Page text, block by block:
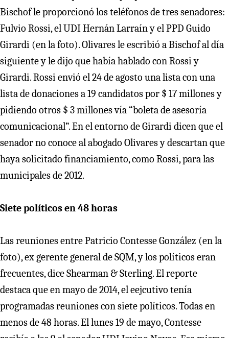
Bischof le proporcionó los teléfonos de tres senadores:
Fulvio Rossi, el UDI Hernán Larraín y el PPD Guido
Girardi (en la foto). Olivares le escribió a Bischof al día
siguiente y le dijo que había hablado con Rossi y
Girardi. Rossi envió el 24 de agosto una lista con una
lista de donaciones a 19 candidatos por $ 17 millones y
pidiendo otros $ 3 millones vía “boleta de asesoría
comunicacional”. En el entorno de Girardi dicen que el
senador no conoce al abogado Olivares y descartan que
haya solicitado financiamiento, como Rossi, para las
municipales de 2012.
Siete políticos en 48 horas
Las reuniones entre Patricio Contesse González (en la
foto), ex gerente general de SQM, y los políticos eran
frecuentes, dice Shearman & Sterling. El reporte
destaca que en mayo de 2014, el eejcutivo tenía
programadas reuniones con siete políticos. Todas en
menos de 48 horas. El lunes 19 de mayo, Contesse